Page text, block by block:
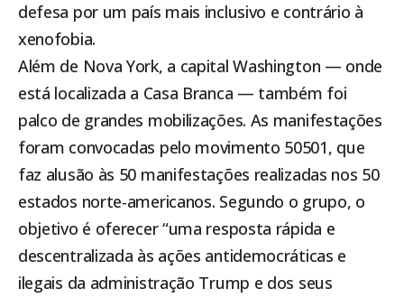
defesa por um país mais inclusivo e contrário à
xenofobia.
Além de Nova York, a capital Washington — onde
está localizada a Casa Branca — também foi
palco de grandes mobilizações. As manifestações
foram convocadas pelo movimento 50501, que
faz alusão às 50 manifestações realizadas nos 50
estados norte-americanos. Segundo o grupo, o
objetivo é oferecer “uma resposta rápida e
descentralizada às ações antidemocráticas e
ilegais da administração Trump e dos seus